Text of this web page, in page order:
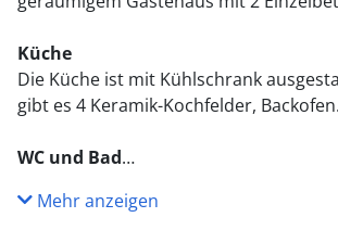
Küche
Die Küche ist mit Kühlschrank ausgestattet. Außerdem
gibt es 4 Keramik-Kochfelder, Backofen.
WC und Bad
Mehr anzeigen